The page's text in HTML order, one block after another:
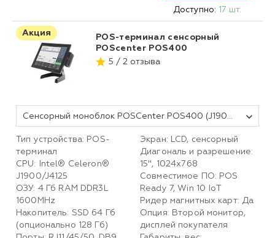
Доступно: 17 шт.
Акция
POS-терминал сенсорный
POScenter POS400
5 / 2 отзыва
Сенсорный моноблок POSCenter POS400 (J1900, P-CAP, 4Gb RAM; SSD 64Gb; MSR) без ОС
Тип устройства: POS-
терминал
CPU: Intel® Celeron®
J1900/J4125
ОЗУ: 4 Гб RAM DDR3L
1600MHz
Накопитель: SSD 64 Гб
(опционально 128 Гб)
Экран: LCD, сенсорный
Диагональ и разрешение:
15", 1024x768
Совместимое ПО: POS
Ready 7, Win 10 IoT
Ридер магнитных карт: Да
Опция: Второй монитор,
дисплей покупателя